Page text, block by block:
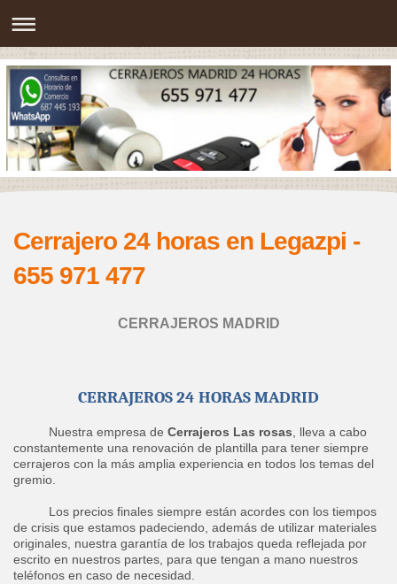
Cerrajero 24 horas en Legazpi -
655 971 477
CERRAJEROS MADRID
CERRAJEROS 24 HORAS MADRID
Nuestra empresa de Cerrajeros Las rosas, lleva a cabo
constantemente una renovación de plantilla para tener siempre
cerrajeros con la más amplia experiencia en todos los temas del
gremio.
Los precios finales siempre están acordes con los tiempos
de crisis que estamos padeciendo, además de utilizar materiales
originales, nuestra garantía de los trabajos queda reflejada por
escrito en nuestros partes, para que tengan a mano nuestros
teléfonos en caso de necesidad.